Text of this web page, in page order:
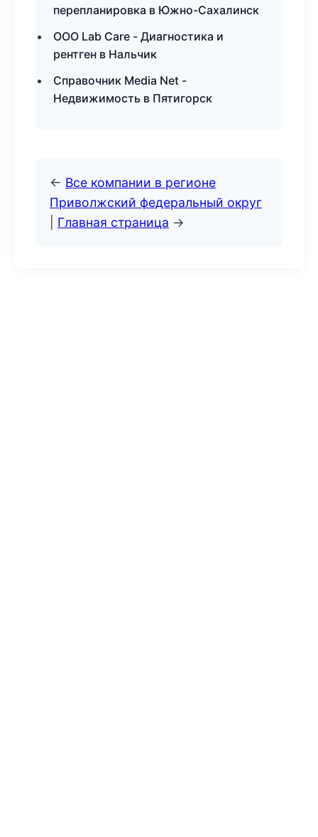
перепланировка в Южно-Сахалинск
ООО Lab Care - Диагностика и
рентген в Нальчик
Справочник Media Net -
Недвижимость в Пятигорск
← Все компании в регионе
Приволжский федеральный округ
Главная страница →